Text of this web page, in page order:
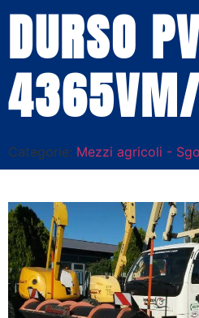
DURSO
Categorie: Mezzi agricoli -